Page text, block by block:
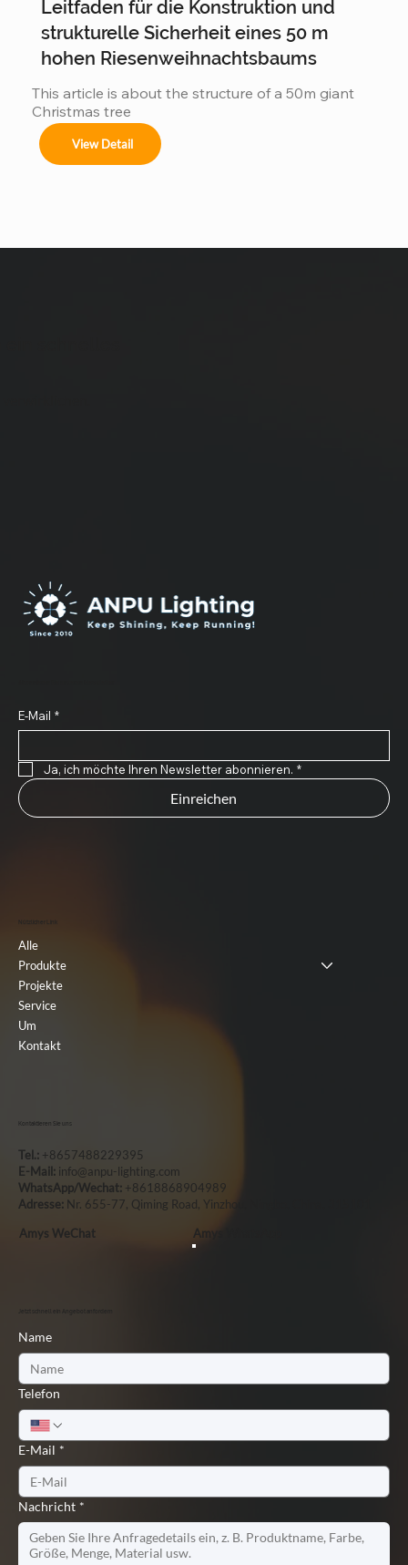
Weihnachtsbaum  ist so hoch wie ein 15-
stöckiges...
Leitfaden für die Konstruktion und
strukturelle Sicherheit eines 50 m
hohen Riesenweihnachtsbaums
This article is about the structure of a 50m giant
Christmas tree
View Detail
Name
Telefon
E-Mail *
Nachricht *
Kontaktieren Sie uns
Tel.: +8657488229395
E-Mail: info@anpu-lighting.com
WhatsApp/Wechat: +8618868904989
Adresse: Nr. 655-77, Qiming Road, Yinzhou, Ningbo, China, 315101
Amys WeChat
Amys WhatsApp
Nützlicher Link
Alle
Produkte
Projekte
Service
Um
Kontakt
E-Mail *
Ja, ich möchte Ihren Newsletter abonnieren. *
Einreichen